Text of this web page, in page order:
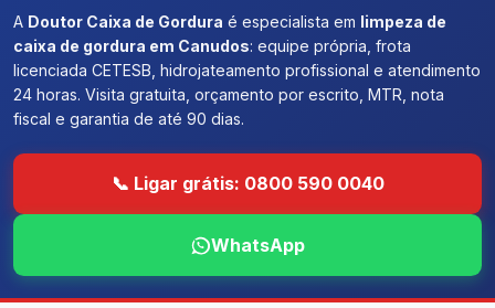
A Doutor Caixa de Gordura é especialista em limpeza de
caixa de gordura em Canudos: equipe própria, frota
licenciada CETESB, hidrojateamento profissional e atendimento
24 horas. Visita gratuita, orçamento por escrito, MTR, nota
fiscal e garantia de até 90 dias.
📞 Ligar grátis: 0800 590 0040
WhatsApp